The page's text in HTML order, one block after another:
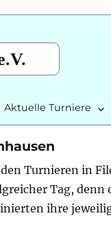
Aktuelle Turniere
den Turnieren in
Tag,
ihre